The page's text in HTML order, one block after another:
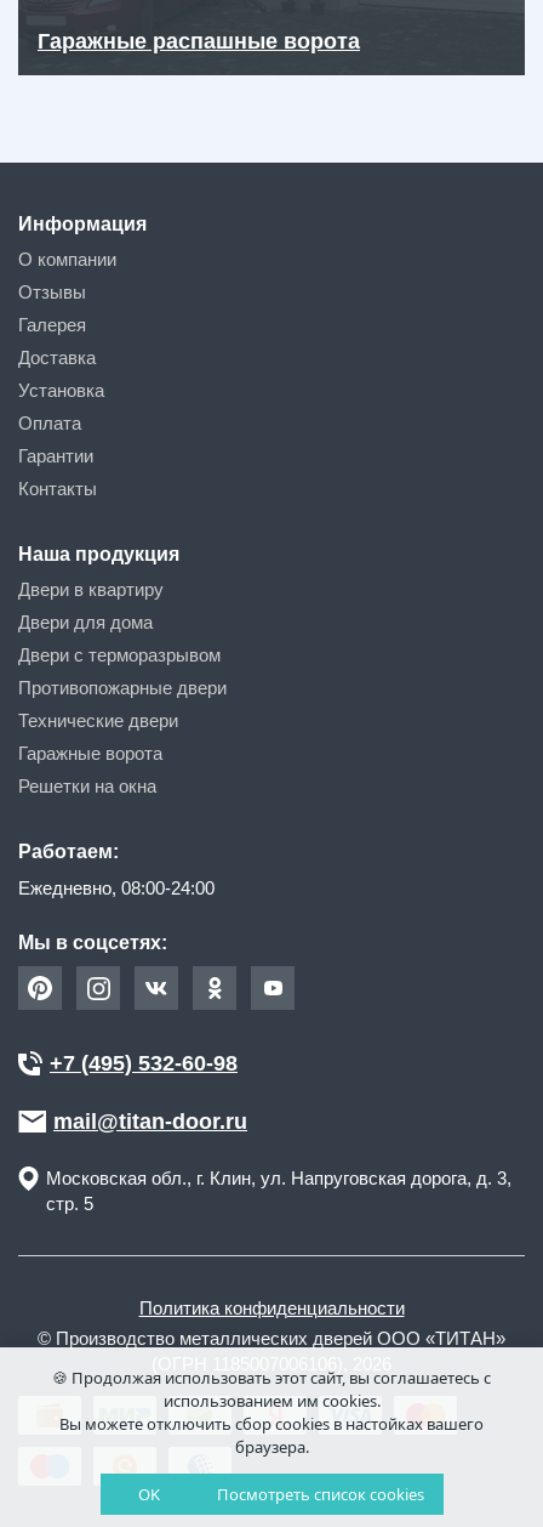
Гаражные распашные ворота
Информация
О компании
Отзывы
Галерея
Доставка
Установка
Оплата
Гарантии
Контакты
Наша продукция
Двери в квартиру
Двери для дома
Двери с терморазрывом
Противопожарные двери
Технические двери
Гаражные ворота
Решетки на окна
Работаем:
Ежедневно, 08:00-24:00
Мы в соцсетях:
+7 (495) 532-60-98
mail@titan-door.ru
Московская обл., г. Клин, ул. Напруговская дорога, д. 3,
стр. 5
Политика конфиденциальности
© Производство металлических дверей ООО «ТИТАН»
🍪 Продолжая использовать этот сайт, вы соглашаетесь с
использованием им cookies.
Вы можете отключить сбор cookies в настойках вашего
браузера.
OK Посмотреть список cookies